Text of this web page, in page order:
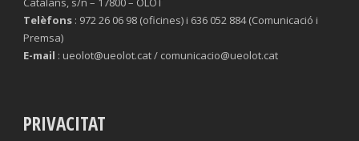
Telèfons : 972 26 06 98 (oficines) i 636 052 884 (Comunicació i
Premsa)
E-mail : ueolot@ueolot.cat / comunicacio@ueolot.cat
PRIVACITAT